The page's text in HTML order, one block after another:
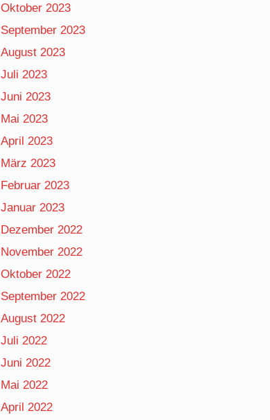
Oktober 2023
September 2023
August 2023
Juli 2023
Juni 2023
Mai 2023
April 2023
März 2023
Februar 2023
Januar 2023
Dezember 2022
November 2022
Oktober 2022
September 2022
August 2022
Juli 2022
Juni 2022
Mai 2022
April 2022